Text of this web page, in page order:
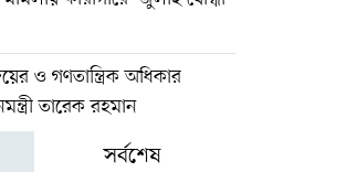
ও গণতান্ত্রিক অধিকার
তারেক রহমান
সর্বশেষ